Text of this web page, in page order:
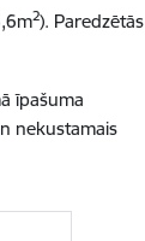
2). Paredzētās
īpašuma
nekustamais